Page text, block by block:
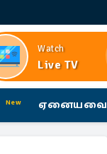
Watch
Live TV
New ஏனையவை